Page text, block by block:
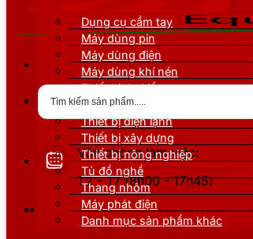
Văn phòng làm việc:
T2 - T7 (8h00 - 17h45)
Dụng cụ cầm tay
Máy dùng pin
Máy dùng điện
Máy dùng khí nén
Thiết bị đo kiểm
Thiết bị nâng đỡ
Thiết bị điện lạnh
Thiết bị xây dựng
Thiết bị nông nghiệp
Tủ đồ nghề
Thang nhôm
Máy phát điện
Danh mục sản phẩm khác